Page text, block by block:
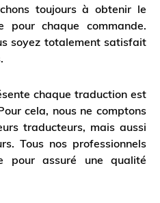
toujours à obtenir le
pour chaque commande.
soyez totalement satisfait
chaque traduction est
cela, nous ne comptons
traducteurs, mais aussi
Tous nos professionnels
pour assuré une qualité